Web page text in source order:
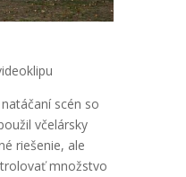
scén so
včelársky
riešenie, ale
množstvo